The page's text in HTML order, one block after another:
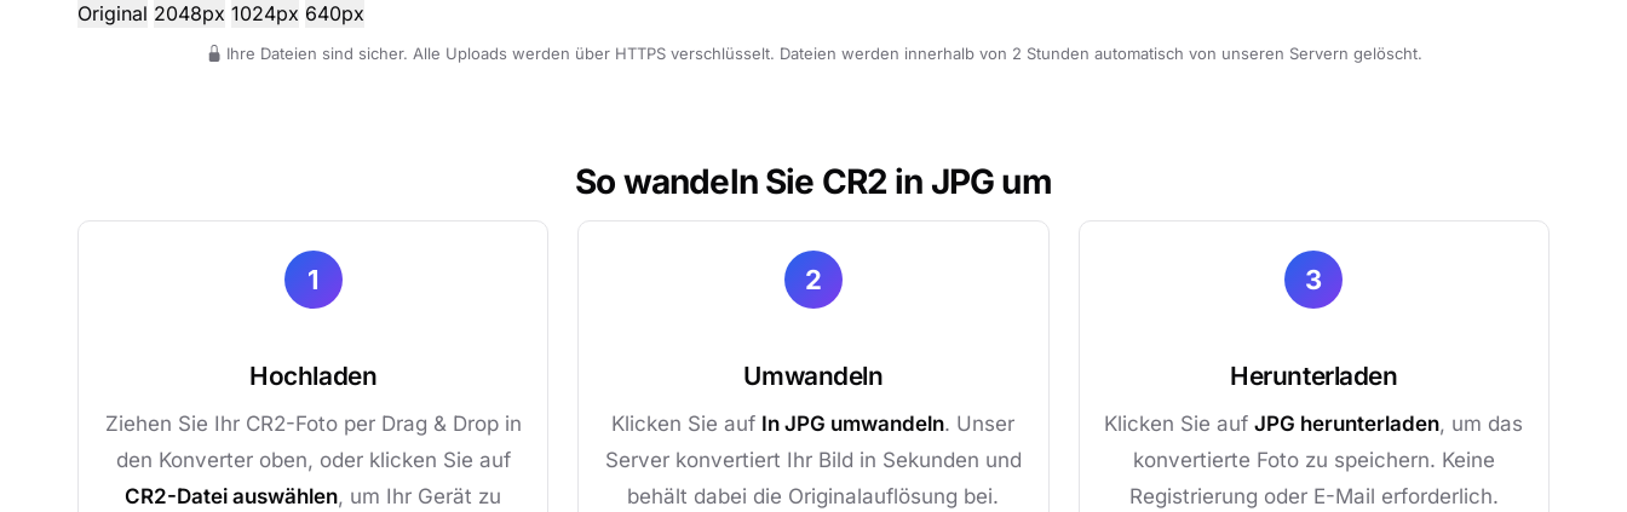
Original 2048px 1024px 640px
Ihre Dateien sind sicher. Alle Uploads werden über HTTPS verschlüsselt. Dateien werden innerhalb von 2 Stunden automatisch von unseren Servern gelöscht.
So wandeln Sie CR2 in JPG um
1
Hochladen
Ziehen Sie Ihr CR2-Foto per Drag & Drop in
den Konverter oben, oder klicken Sie auf
CR2-Datei auswählen, um Ihr Gerät zu
2
Umwandeln
Klicken Sie auf In JPG umwandeln. Unser
Server konvertiert Ihr Bild in Sekunden und
behält dabei die Originalauflösung bei.
3
Herunterladen
Klicken Sie aufJPG herunterladen, um das
konvertierte Foto zu speichern. Keine
Registrierung oder E-Mail erforderlich.